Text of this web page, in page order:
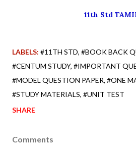
11th Std
LABELS: #11TH STD #BOOK BACK
#CENTUM STUDY #IMPORTANT
#MODEL QUESTION PAPER #ONE
#STUDY MATERIALS #UNIT TEST
SHARE
Comments